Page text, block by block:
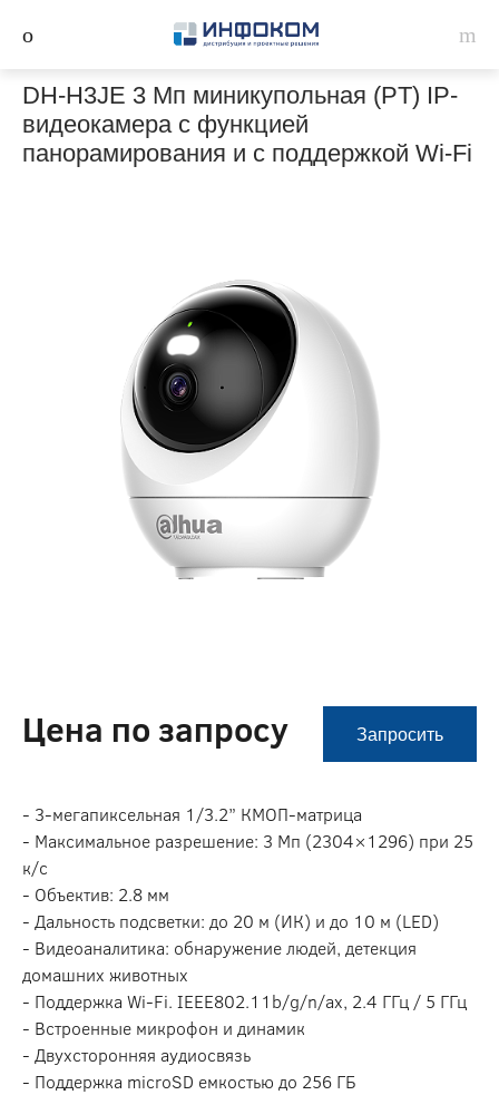
DH-H3JE 3 Мп миникупольная (PT) IP-
видеокамера с функцией
панорамирования и с поддержкой Wi-Fi
Цена по запросу Запросить
- 3-мегапиксельная 1/3.2” КМОП-матрица
- Максимальное разрешение: 3 Мп (2304×1296) при 25
к/с
- Объектив: 2.8 мм
- Дальность подсветки: до 20 м (ИК) и до 10 м (LED)
- Видеоаналитика: обнаружение людей, детекция
домашних животных
- Поддержка Wi-Fi. IEEE802.11b/g/n/ax, 2.4 ГГц / 5 ГГц
- Встроенные микрофон и динамик
- Двухсторонняя аудиосвязь
- Поддержка microSD емкостью до 256 ГБ